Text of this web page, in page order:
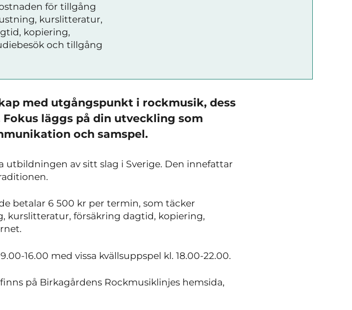
för tillgång
kurslitteratur,
kopiering,
och tillgång
med utgångspunkt i rockmusik, dess
läggs på din utveckling som
och samspel.
utbildningen av sitt slag i Sverige. Den innefattar
betalar 6 500 kr per termin, som täcker
kurslitteratur, försäkring dagtid, kopiering,
16.00 med vissa kvällsuppspel kl. 18.00-22.00.
på Birkagårdens Rockmusiklinjes hemsida,